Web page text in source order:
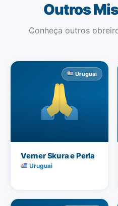
Outros
Conheça outros
Uruguai
Verner Skura e Perla
Uruguai